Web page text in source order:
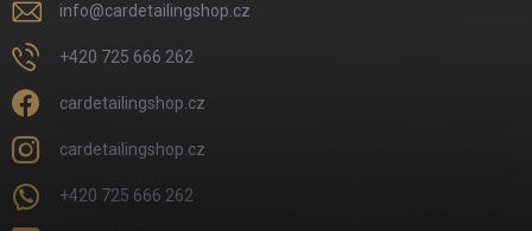
info@cardetailingshop.cz
+420 725 666 262
cardetailingshop.cz
cardetailingshop.cz
+420 725 666 262